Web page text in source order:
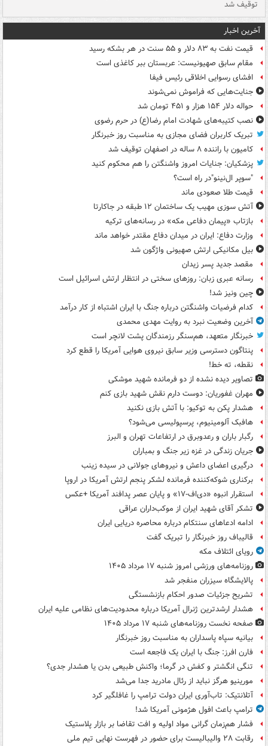
توقیف شد
آخرین اخبار
قیمت نفت به ۸۳ دلار و ۵۵ سنت در هر بشکه رسید
مقام سابق صهیونیست: عربستان ببر کاغذی است
افشای رسوایی اخلاقی رئیس فیفا
جنایت‌هایی که فراموش نمی‌شوند
حواله دلار ۱۵۴ هزار و ۴۵۱ تومان شد
نصب کتیبه‌های شهادت امام رضا(ع) در حرم رضوی
تبریک کاربران فضای مجازی به مناسبت روز خبرنگار
کامیون با راننده ۸ ساله در اصفهان توقیف شد
پزشکیان: جنایات امروز واشنگتن را هم محکوم کنید
"سوپر ال‌نینو"در راه است؟
قیمت طلا صعودی ماند
آتش سوزی مهیب یک ساختمان ۱۲ طبقه در جاکارتا
بازتاب «پیمان دفاعی مکه» در رسانه‌های ترکیه
وزارت دفاع: ایران در میدان دفاع مقتدر خواهد ماند
بیل مکانیکی ارتش صهیونی واژگون شد
مقصد جدید پسر زیدان
رسانه عبری زبان: روزهای سختی در انتظار ارتش اسرائیل است
چین ونیز شد!
کدام فرضیات واشنگتن درباره جنگ با ایران اشتباه از کار درآمد
آخرین وضعیت نبرد به روایت مهدی محمدی
خبرنگار متعهد، هم‌سنگر رزمندگان پشت لانچر است
پنتاگون دسترسی وزیر سابق نیروی هوایی آمریکا را قطع کرد
نقطه، ته خط!
تصاویر دیده‌ نشده از دو فرمانده شهید موشکی
مهران غفوریان: دوست دارم نقش شهید بازی کنم
هشدار پکن به توکیو: با آتش بازی نکنید
هافبک آلومینیوم، پرسپولیسی می‌شود؟
رگبار باران و رعدوبرق در ارتفاعات تهران و البرز
جریان زندگی در غزه زیر جنگ و بمباران
درگیری اعضای داعش و نیروهای جولانی در سیده زینب
برکناری شوکه‌کننده فرمانده لشکر پنجم ارتش آمریکا در اروپا
استقرار انبوه «دی‌اف‑۱۷» و پایان عصر پدافند آمریکا +عکس
تشکر آقای شهید ایران از موکب‌داران عراقی
ادامه ادعاهای سنتکام درباره محاصره دریایی ایران
قالیباف روز خبرنگار را تبریک گفت
رویای ائتلاف مکه
روزنامه‌های ورزشی امروز ‌شنبه ۱۷ مرداد ۱۴۰۵
پالایشگاه سیزران منفجر شد
تشریح جزئیات صدور احکام بازنشستگی
هشدار ارشدترین ژنرال آمریکا درباره محدودیت‌های نظامی علیه ایران
صفحه نخست روزنامه‌های شنبه ۱۷ مرداد ۱۴۰۵
بیانیه سپاه پاسداران به مناسبت روز خبرنگار
فارن افرز: جنگ با ایران یک فاجعه است
تنگی انگشتر و کفش در گرما؛ واکنش طبیعی بدن یا هشدار جدی؟
مورینیو هرگز نباید از رئال مادرید جدا می‌شد
آتلانتیک: تاب‌آوری ایران دولت ترامپ را غافلگیر کرد
ترامپ باعث افول هژمونی آمریکا شد!
فشار هم‌زمان گرانی مواد اولیه و افت تقاضا بر بازار پلاستیک
رقابت ۲۸ والیبالیست برای حضور در فهرست نهایی تیم ملی